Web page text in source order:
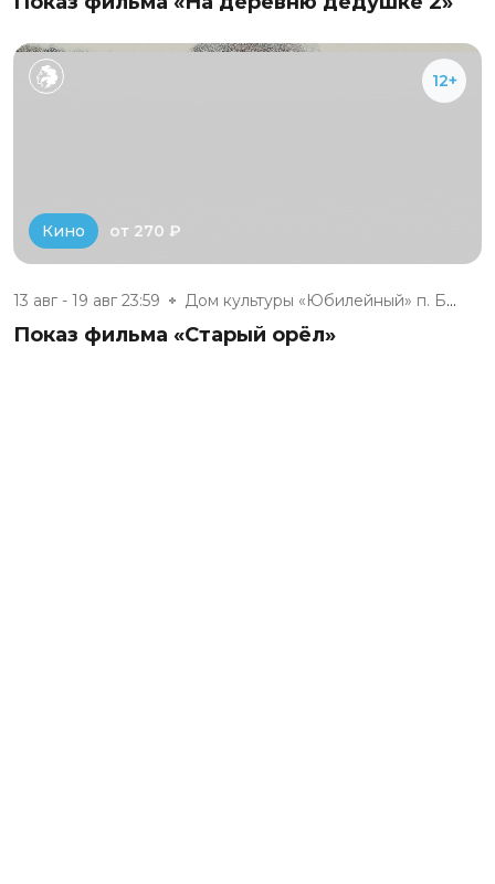
12+
Кино от 270 ₽
13 авг - 19 авг 23:59 Дом культуры «Юбилейный» п. Бе...
Показ фильма «Старый орёл»